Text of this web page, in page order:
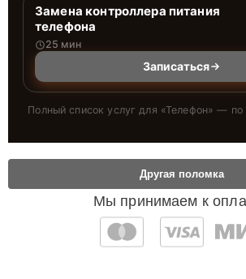
Замена контроллера питания
телефона
25 мин
Записаться
Полный список услуг для «Телефон» — по
Мы принимаем к
Другая поломка